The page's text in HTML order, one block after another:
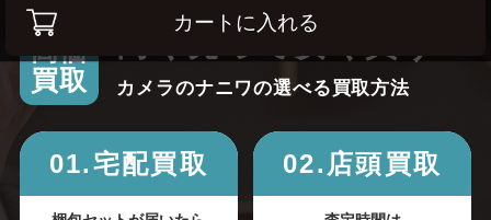
カートに入れる
高価
買取
高く売って安く買う！
カメラのナニワの選べる買取方法
01.宅配買取 02.店頭買取